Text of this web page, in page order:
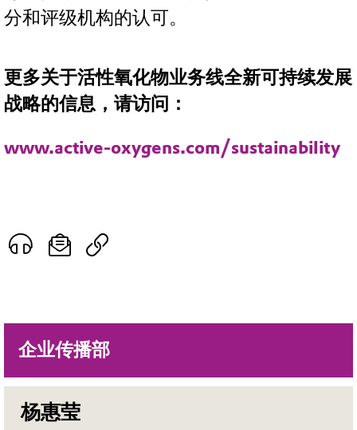
企业传播部
杨惠莹
分和评级机构的认可。
更多关于活性氧化物业务线全新可持续发展
战略的信息，请访问：
www.active-oxygens.com/sustainability